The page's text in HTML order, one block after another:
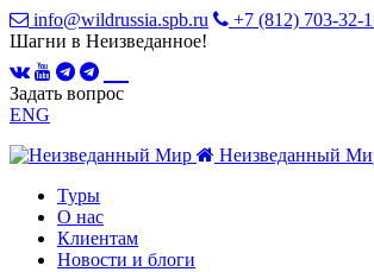
info@wildrussia.spb.ru
+7 (812) 703-32-
Шагни в Неизведанное!
Задать вопрос
ENG
Неизведанный
Туры
О нас
Клиентам
Новости и блоги